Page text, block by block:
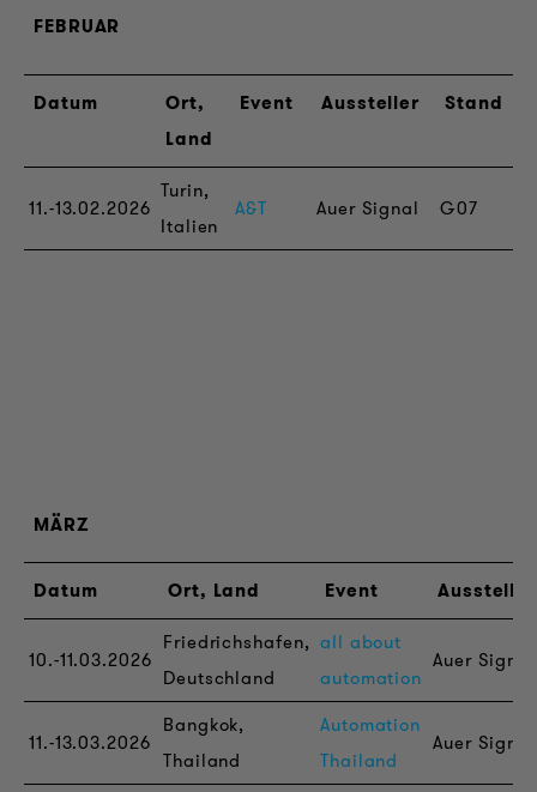
FEBRUAR
Datum
Ort,
Land
Event Aussteller Stand
11.-13.02.2026
Turin,
Italien
A&T Auer Signal G07
MÄRZ
Datum Ort, Land Event Aussteller
10.-11.03.2026
Friedrichshafen,
Deutschland
all about
automation
Auer Signal
11.-13.03.2026
Bangkok,
Thailand
Automation
Thailand
Auer Signal